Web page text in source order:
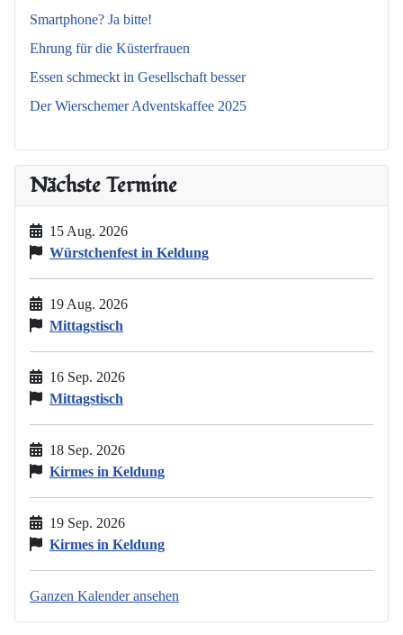
Smartphone? Ja bitte!
Ehrung für die Küsterfrauen
Essen schmeckt in Gesellschaft besser
Der Wierschemer Adventskaffee 2025
Nächste Termine
15 Aug. 2026
Würstchenfest in Keldung
19 Aug. 2026
Mittagstisch
16 Sep. 2026
Mittagstisch
18 Sep. 2026
Kirmes in Keldung
19 Sep. 2026
Kirmes in Keldung
Ganzen Kalender ansehen